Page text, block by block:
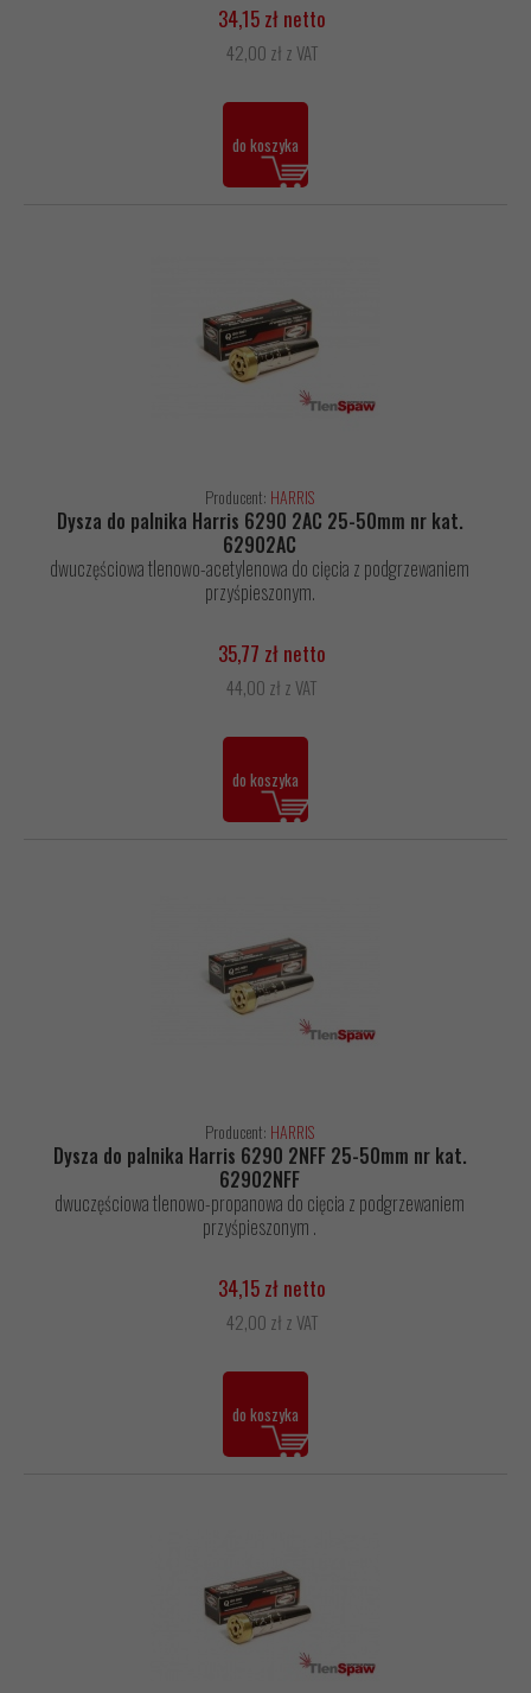
34,15 zł netto
42,00 zł z VAT
do koszyka
Producent: HARRIS
Dysza do palnika Harris 6290 2AC 25-50mm nr kat.
62902AC
dwuczęściowa tlenowo-acetylenowa do cięcia z podgrzewaniem
przyśpieszonym.
35,77 zł netto
44,00 zł z VAT
do koszyka
Producent: HARRIS
Dysza do palnika Harris 6290 2NFF 25-50mm nr kat.
62902NFF
dwuczęściowa tlenowo-propanowa do cięcia z podgrzewaniem
przyśpieszonym .
34,15 zł netto
42,00 zł z VAT
do koszyka